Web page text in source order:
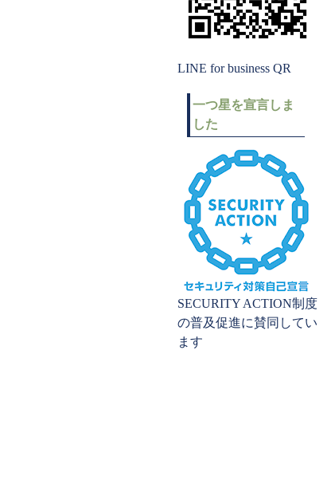
LINE for business QR
一つ星を宣言しま
した
SECURITY ACTION制度
の普及促進に賛同してい
ます